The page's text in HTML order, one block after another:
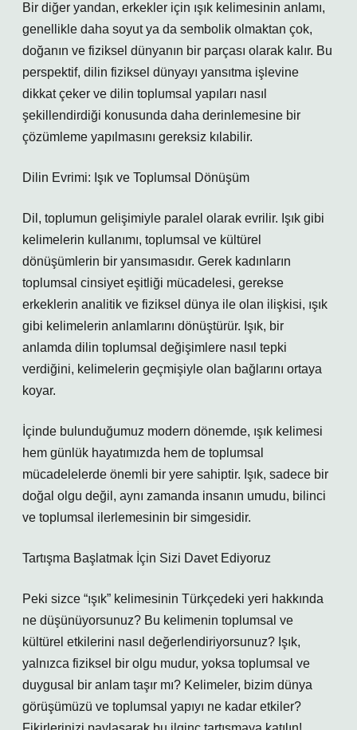
Bir diğer yandan, erkekler için ışık kelimesinin anlamı,
genellikle daha soyut ya da sembolik olmaktan çok,
doğanın ve fiziksel dünyanın bir parçası olarak kalır. Bu
perspektif, dilin fiziksel dünyayı yansıtma işlevine
dikkat çeker ve dilin toplumsal yapıları nasıl
şekillendirdiği konusunda daha derinlemesine bir
çözümleme yapılmasını gereksiz kılabilir.
Dilin Evrimi: Işık ve Toplumsal Dönüşüm
Dil, toplumun gelişimiyle paralel olarak evrilir. Işık gibi
kelimelerin kullanımı, toplumsal ve kültürel
dönüşümlerin bir yansımasıdır. Gerek kadınların
toplumsal cinsiyet eşitliği mücadelesi, gerekse
erkeklerin analitik ve fiziksel dünya ile olan ilişkisi, ışık
gibi kelimelerin anlamlarını dönüştürür. Işık, bir
anlamda dilin toplumsal değişimlere nasıl tepki
verdiğini, kelimelerin geçmişiyle olan bağlarını ortaya
koyar.
İçinde bulunduğumuz modern dönemde, ışık kelimesi
hem günlük hayatımızda hem de toplumsal
mücadelelerde önemli bir yere sahiptir. Işık, sadece bir
doğal olgu değil, aynı zamanda insanın umudu, bilinci
ve toplumsal ilerlemesinin bir simgesidir.
Tartışma Başlatmak İçin Sizi Davet Ediyoruz
Peki sizce “ışık” kelimesinin Türkçedeki yeri hakkında
ne düşünüyorsunuz? Bu kelimenin toplumsal ve
kültürel etkilerini nasıl değerlendiriyorsunuz? Işık,
yalnızca fiziksel bir olgu mudur, yoksa toplumsal ve
duygusal bir anlam taşır mı? Kelimeler, bizim dünya
görüşümüzü ve toplumsal yapıyı ne kadar etkiler?